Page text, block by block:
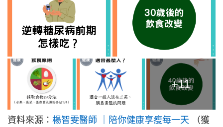
+11
資料來源： 楊智雯醫師 ｜陪你健康享瘦每一天
（獲